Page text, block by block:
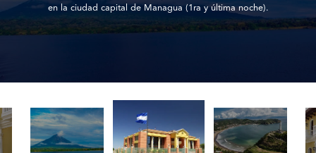
en la ciudad capital de Managua (1ra y última noche).